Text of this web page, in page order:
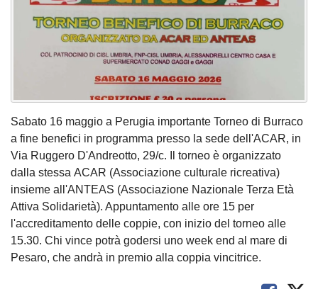
Sabato 16 maggio a Perugia importante Torneo di Burraco
a fine benefici in programma presso la sede dell'ACAR, in
Via Ruggero D'Andreotto, 29/c. Il torneo è organizzato
dalla stessa ACAR (Associazione culturale ricreativa)
insieme all'ANTEAS (Associazione Nazionale Terza Età
Attiva Solidarietà). Appuntamento alle ore 15 per
l'accreditamento delle coppie, con inizio del torneo alle
15.30. Chi vince potrà godersi uno week end al mare di
Pesaro, che andrà in premio alla coppia vincitrice.